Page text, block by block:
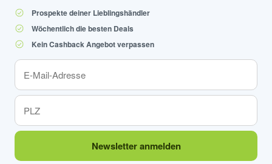
Prospekte deiner Lieblingshändler
Wöchentlich die besten Deals
Kein Cashback Angebot verpassen
Newsletter anmelden